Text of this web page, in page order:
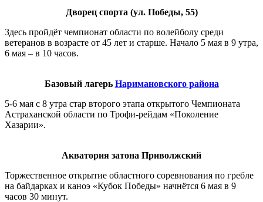
Дворец спорта (ул. Победы, 55)
Здесь пройдёт чемпионат области по волейболу среди
ветеранов в возрасте от 45 лет и старше. Начало 5 мая в 9 утра,
6 мая – в 10 часов.
Базовый лагерь Наримановского района
5-6 мая с 8 утра стар второго этапа открытого Чемпионата
Астраханской области по Трофи-рейдам «Поколение
Хазарии».
Акватория затона Приволжский
Торжественное открытие областного соревнования по гребле
на байдарках и каноэ «Кубок Победы» начнётся 6 мая в 9
часов 30 минут.